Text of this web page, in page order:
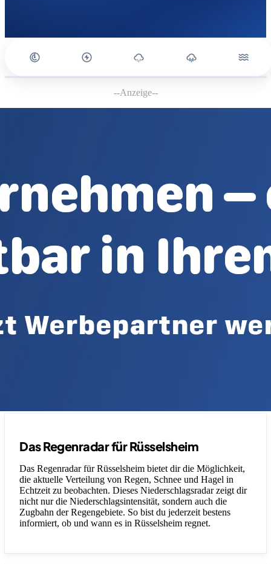
--Anzeige--
Das Regenradar für Rüsselsheim
Das Regenradar für Rüsselsheim bietet dir die Möglichkeit,
die aktuelle Verteilung von Regen, Schnee und Hagel in
Echtzeit zu beobachten. Dieses Niederschlagsradar zeigt dir
nicht nur die Niederschlagsintensität, sondern auch die
Zugbahn der Regengebiete. So bist du jederzeit bestens
informiert, ob und wann es in Rüsselsheim regnet.